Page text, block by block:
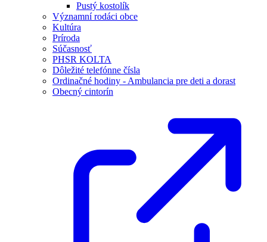
Pustý kostolík
Významní rodáci obce
Kultúra
Príroda
Súčasnosť
PHSR KOLTA
Dôležité telefónne čísla
Ordinačné hodiny - Ambulancia pre deti a dorast
Obecný cintorín